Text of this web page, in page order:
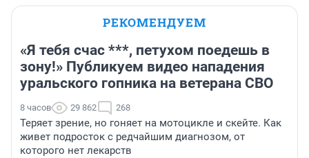
РЕКОМЕНДУЕМ
«Я тебя счас ***, петухом поедешь в
зону!» Публикуем видео нападения
уральского гопника на ветерана СВО
8 часов 29 862 268
Теряет зрение, но гоняет на мотоцикле и скейте. Как
живет подросток с редчайшим диагнозом, от
которого нет лекарств